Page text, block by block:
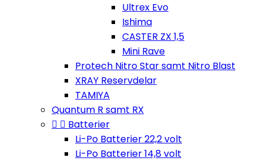
Ultrex Evo
Ishima
CASTER ZX 1,5
Mini Rave
Protech Nitro Star samt Nitro Blast
XRAY Reservdelar
TAMIYA
Quantum R samt RX
  Batterier
Li-Po Batterier 22,2 volt
Li-Po Batterier 14,8 volt